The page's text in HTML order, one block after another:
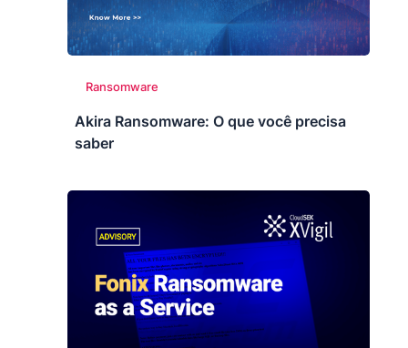
Ransomware
Akira Ransomware: O que você precisa
saber